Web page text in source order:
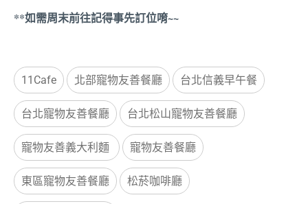
**如需周末前往記得事先訂位唷~~
11Cafe 北部寵物友善餐廳 台北信義早午餐
台北寵物友善餐廳 台北松山寵物友善餐廳
寵物友善義大利麵 寵物友善餐廳
東區寵物友善餐廳 松菸咖啡廳